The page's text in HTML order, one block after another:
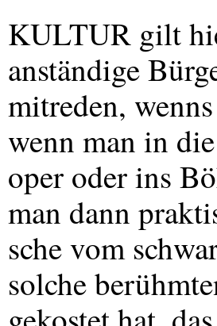
KULTUR gilt
anständige
mitreden,
wenn man in
oper oder ins
man dann
sche vom
solche